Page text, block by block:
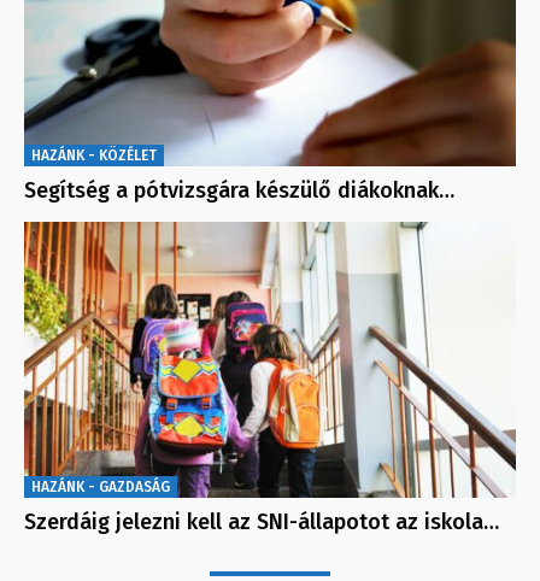
HAZÁNK - KÖZÉLET
Segítség a pótvizsgára készülő diákoknak…
HAZÁNK - GAZDASÁG
Szerdáig jelezni kell az SNI-állapotot az iskola…